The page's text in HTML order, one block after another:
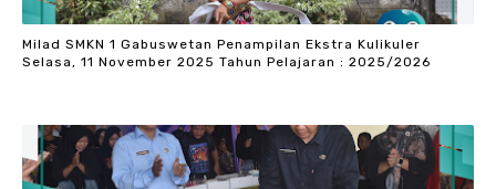
Milad SMKN 1 Gabuswetan Penampilan Ekstra Kulikuler
Selasa, 11 November 2025 Tahun Pelajaran : 2025/2026